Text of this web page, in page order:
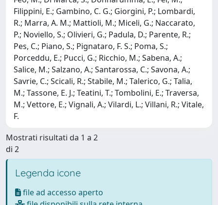
Mostrati risultati da 1 a 2
di 2
Legenda icone
file ad accesso aperto